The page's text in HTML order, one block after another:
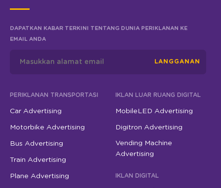
DAPATKAN KABAR TERKINI TENTANG DUNIA PERIKLANAN KE
EMAIL ANDA
LANGGANAN
PERIKLANAN TRANSPORTASI
Car Advertising
Motorbike Advertising
Bus Advertising
Train Advertising
Plane Advertising
IKLAN LUAR RUANG DIGITAL
MobileLED Advertising
Digitron Advertising
Vending Machine
Advertising
IKLAN DIGITAL